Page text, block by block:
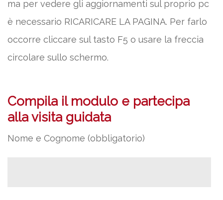
ma per vedere gli aggiornamenti sul proprio pc
è necessario RICARICARE LA PAGINA. Per farlo
occorre cliccare sul tasto F5 o usare la freccia
circolare sullo schermo.
Compila il modulo e partecipa
alla visita guidata
Nome e Cognome (obbligatorio)